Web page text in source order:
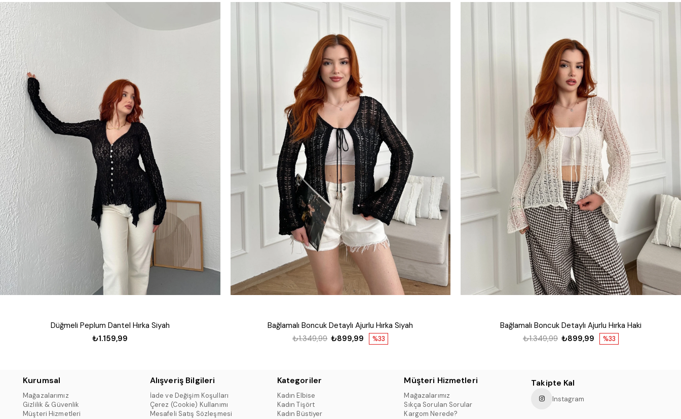
Düğmeli Peplum Dantel Hırka Siyah
₺1.159,99
Bağlamalı Boncuk Detaylı Ajurlu Hırka Siyah
%33
₺899,99
₺1.349,99
Bağlamalı Boncuk Detaylı Ajurlu Hırka Haki
%33
₺899,99
₺1.349,99
Kurumsal
Mağazalarımız
Gizlilik & Güvenlik
Müşteri Hizmetleri
Alışveriş Bilgileri
İade ve Değişim Koşulları
Çerez (Cookie) Kullanımı
Mesafeli Satış Sözleşmesi
Kategoriler
Kadın Elbise
Kadın Tişört
Kadın Büstiyer
Müşteri Hizmetleri
Mağazalarımız
Sıkça Sorulan Sorular
Kargom Nerede?
Takipte Kal
Instagram